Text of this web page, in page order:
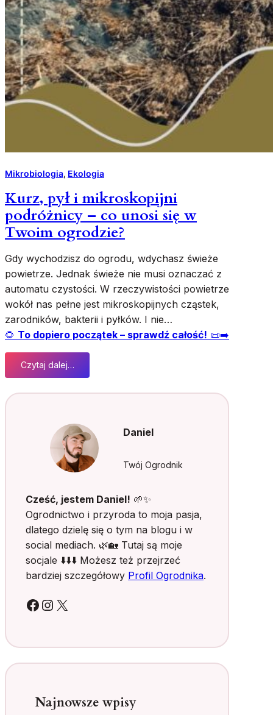
Mikrobiologia, Ekologia
Kurz, pył i mikroskopijni
podróżnicy – co unosi się w
Twoim ogrodzie?
Gdy wychodzisz do ogrodu, wdychasz świeże
powietrze. Jednak świeże nie musi oznaczać z
automatu czystości. W rzeczywistości powietrze
wokół nas pełne jest mikroskopijnych cząstek,
zarodników, bakterii i pyłków. I nie…
🌻 To dopiero początek – sprawdź całość! 📜➡️
Czytaj dalej…
p
m
i
k
r
o
s
o
p
i
d
Daniel
Twój Ogrodnik
Cześć, jestem Daniel! 🌱✨
Ogrodnictwo i przyroda to moja pasja,
dlatego dzielę się o tym na blogu i w
social mediach. 🌿🏡 Tutaj są moje
socjale ⬇️⬇️⬇️ Możesz też przejrzeć
bardziej szczegółowy Profil Ogrodnika.
Facebook Instagram X
Najnowsze wpisy